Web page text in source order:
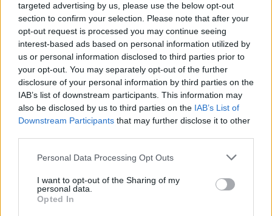
targeted advertising by us, please use the below opt-out
section to confirm your selection. Please note that after your
opt-out request is processed you may continue seeing
interest-based ads based on personal information utilized by
us or personal information disclosed to third parties prior to
your opt-out. You may separately opt-out of the further
disclosure of your personal information by third parties on the
IAB’s list of downstream participants. This information may
also be disclosed by us to third parties on the IAB’s List of
Downstream Participants that may further disclose it to other
Please note that this website/app uses one or more Google
not limited to your visit or usage behaviour. You may click to
grant or deny consent to Google and its third-party tags to
use your data for below specified purposes in below Google
Personal Data Processing Opt Outs
I want to opt-out of the Sharing of my
personal data.
Opted In
Google Penguin Algorithm
ungparty 2012. május 30.
Úgy fest, engem szeret a Google-pingvin
Hetek óta mindenfelé
olvasomhonlapelemzéscímén, hogy aGoogle
Penguin Algorithm, vagyis a nagy ...
honlapoptimalizás szempontjai - 6
ungparty•2012. május 27.